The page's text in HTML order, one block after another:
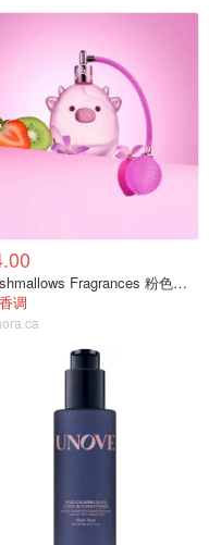
Squishmallows Fragrances 粉色小牛香水100ml
调